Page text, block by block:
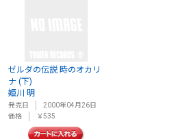
ゼルダの伝説 時のオカリ
ナ (下)
姫川 明
発売日
2000年04月26日
価格
￥535